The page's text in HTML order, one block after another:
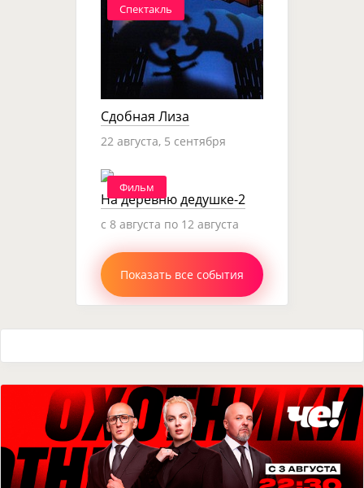
Спектакль
Сдобная Лиза
22 августа, 5 сентября
Фильм
На деревню дедушке-2
c 8 августа по 12 августа
Показать все события